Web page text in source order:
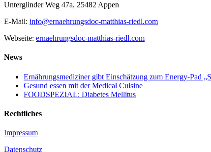
Unterglinder Weg 47a, 25482 Appen
E-Mail: info@ernaehrungsdoc-matthias-riedl.com
Webseite: ernaehrungsdoc-matthias-riedl.com
News
Ernährungsmediziner gibt Einschätzung zum Energy-Pad
Gesund essen mit der Medical Cuisine
FOODSPEZIAL: Diabetes Mellitus
Rechtliches
Impressum
Datenschutz